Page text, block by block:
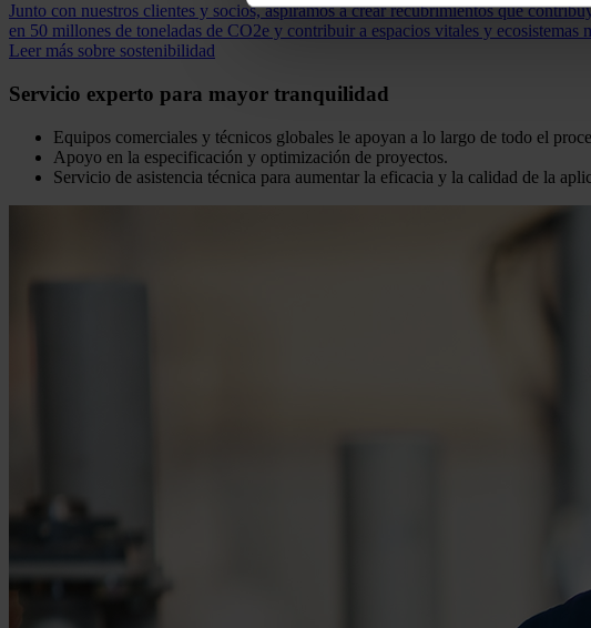
Junto con nuestros clientes y socios, aspiramos a crear recubrimientos que
en 50 millones de toneladas de CO2e y contribuir a espacios vitales y ecosistemas
Leer más sobre sostenibilidad
Servicio experto para mayor tranquilidad
Equipos comerciales y técnicos globales le apoyan a lo largo de todo el
Apoyo en la especificación y optimización de proyectos.
Servicio de asistencia técnica para aumentar la eficacia y la calidad de la